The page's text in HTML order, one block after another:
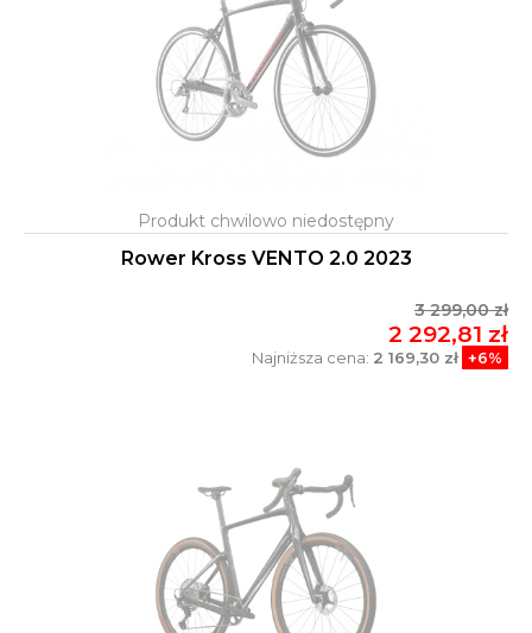
Rower Kross VENTO 2.0 2023
3 299,00 zł
2 292,81 zł
Najniższa cena: 2 169,30 zł +6%